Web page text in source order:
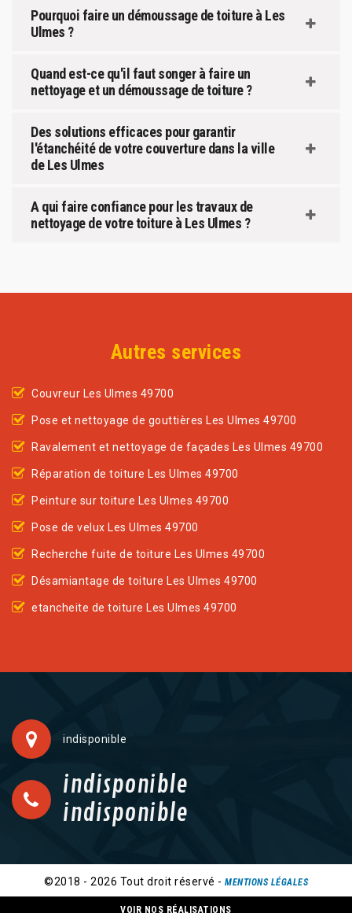
Pourquoi faire un démoussage de toiture à Les
Ulmes ?
Quand est-ce qu'il faut songer à faire un
nettoyage et un démoussage de toiture ?
Des solutions efficaces pour garantir
l'étanchéité de votre couverture dans la ville
de Les Ulmes
A qui faire confiance pour les travaux de
nettoyage de votre toiture à Les Ulmes ?
Autres services
Couvreur Les Ulmes 49700
Pose et nettoyage de gouttières Les Ulmes 49700
Ravalement et nettoyage de façades Les Ulmes 49700
Réparation de toiture Les Ulmes 49700
Peinture sur toiture Les Ulmes 49700
Pose de velux Les Ulmes 49700
Recherche fuite de toiture Les Ulmes 49700
Désamiantage de toiture Les Ulmes 49700
etancheite de toiture Les Ulmes 49700
indisponible
indisponible
indisponible
©2018 - 2026 Tout droit réservé - MENTIONS LÉGALES
VOIR NOS RÉALISATIONS